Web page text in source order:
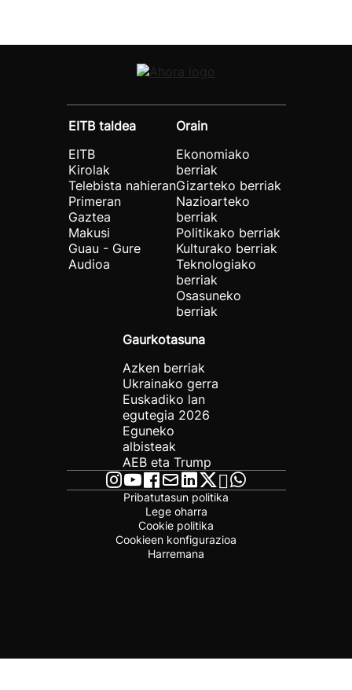
EITB taldea
EITB
Kirolak
Telebista nahieran
Primeran
Gaztea
Makusi
Guau - Gure
Audioa
Orain
Ekonomiako
berriak
Gizarteko berriak
Nazioarteko
berriak
Politikako berriak
Kulturako berriak
Teknologiako
berriak
Osasuneko
berriak
Gaurkotasuna
Azken berriak
Ukrainako gerra
Euskadiko lan
egutegia 2026
Eguneko
albisteak
AEB eta Trump
Pribatutasun politika
Lege oharra
Cookie politika
Cookieen konfigurazioa
Harremana